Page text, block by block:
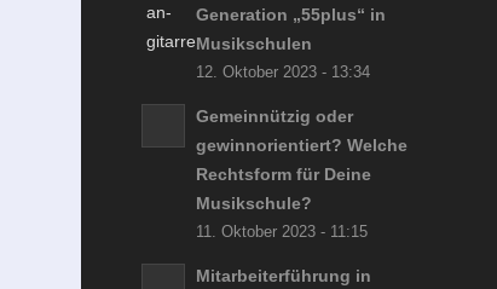
Generation „55plus“ in
Musikschulen
12. Oktober 2023 - 13:34
Gemeinnützig oder
gewinnorientiert? Welche
Rechtsform für Deine
Musikschule?
11. Oktober 2023 - 11:15
Mitarbeiterführung in